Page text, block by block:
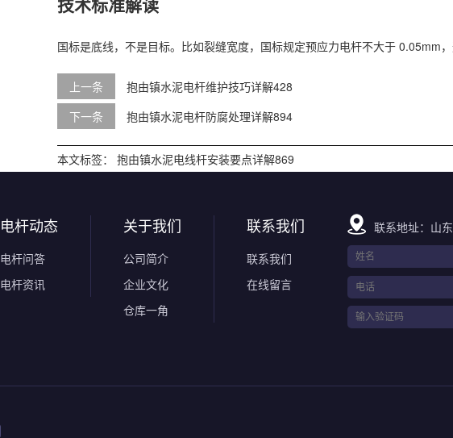
国标是底线，不是目标。比如裂缝宽度，国标规定预应力电杆不大于 0.05mm
上一条
抱由镇水泥电杆维护技巧详解428
下一条
抱由镇水泥电杆防腐处理详解894
本文标签： 抱由镇水泥电线杆安装要点详解869
电杆动态
电杆问答
电杆资讯
关于我们
公司简介
企业文化
仓库一角
联系我们
联系我们
在线留言
联系地址：山